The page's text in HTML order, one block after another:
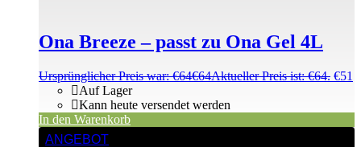
Ona Breeze – passt zu Ona Gel 4L
Ursprünglicher Preis war: €64€64Aktueller Preis ist: €64. €51
Auf Lager
Kann heute versendet werden
In den Warenkorb
ANGEBOT